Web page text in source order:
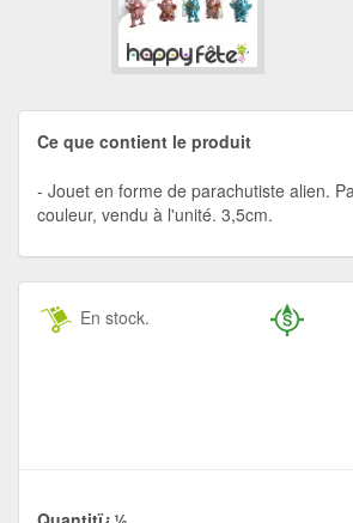
Ce que contient le produit
Jouet en forme de parachutiste alien.
couleur, vendu à l'unité. 3,5cm.
En stock.